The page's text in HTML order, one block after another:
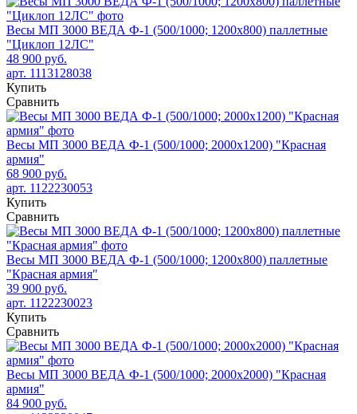
Весы МП 3000 ВЕДА Ф-1 (500/1000; 1200х800) паллетные
"Циклоп 12ЛС"
48 900 руб.
арт. 1113128038
Купить
Сравнить
Весы МП 3000 ВЕДА Ф-1 (500/1000; 2000х1200) "Красная
армия"
68 900 руб.
арт. 1122230053
Купить
Сравнить
Весы МП 3000 ВЕДА Ф-1 (500/1000; 1200х800) паллетные
"Красная армия"
39 900 руб.
арт. 1122230023
Купить
Сравнить
Весы МП 3000 ВЕДА Ф-1 (500/1000; 2000х2000) "Красная
армия"
84 900 руб.